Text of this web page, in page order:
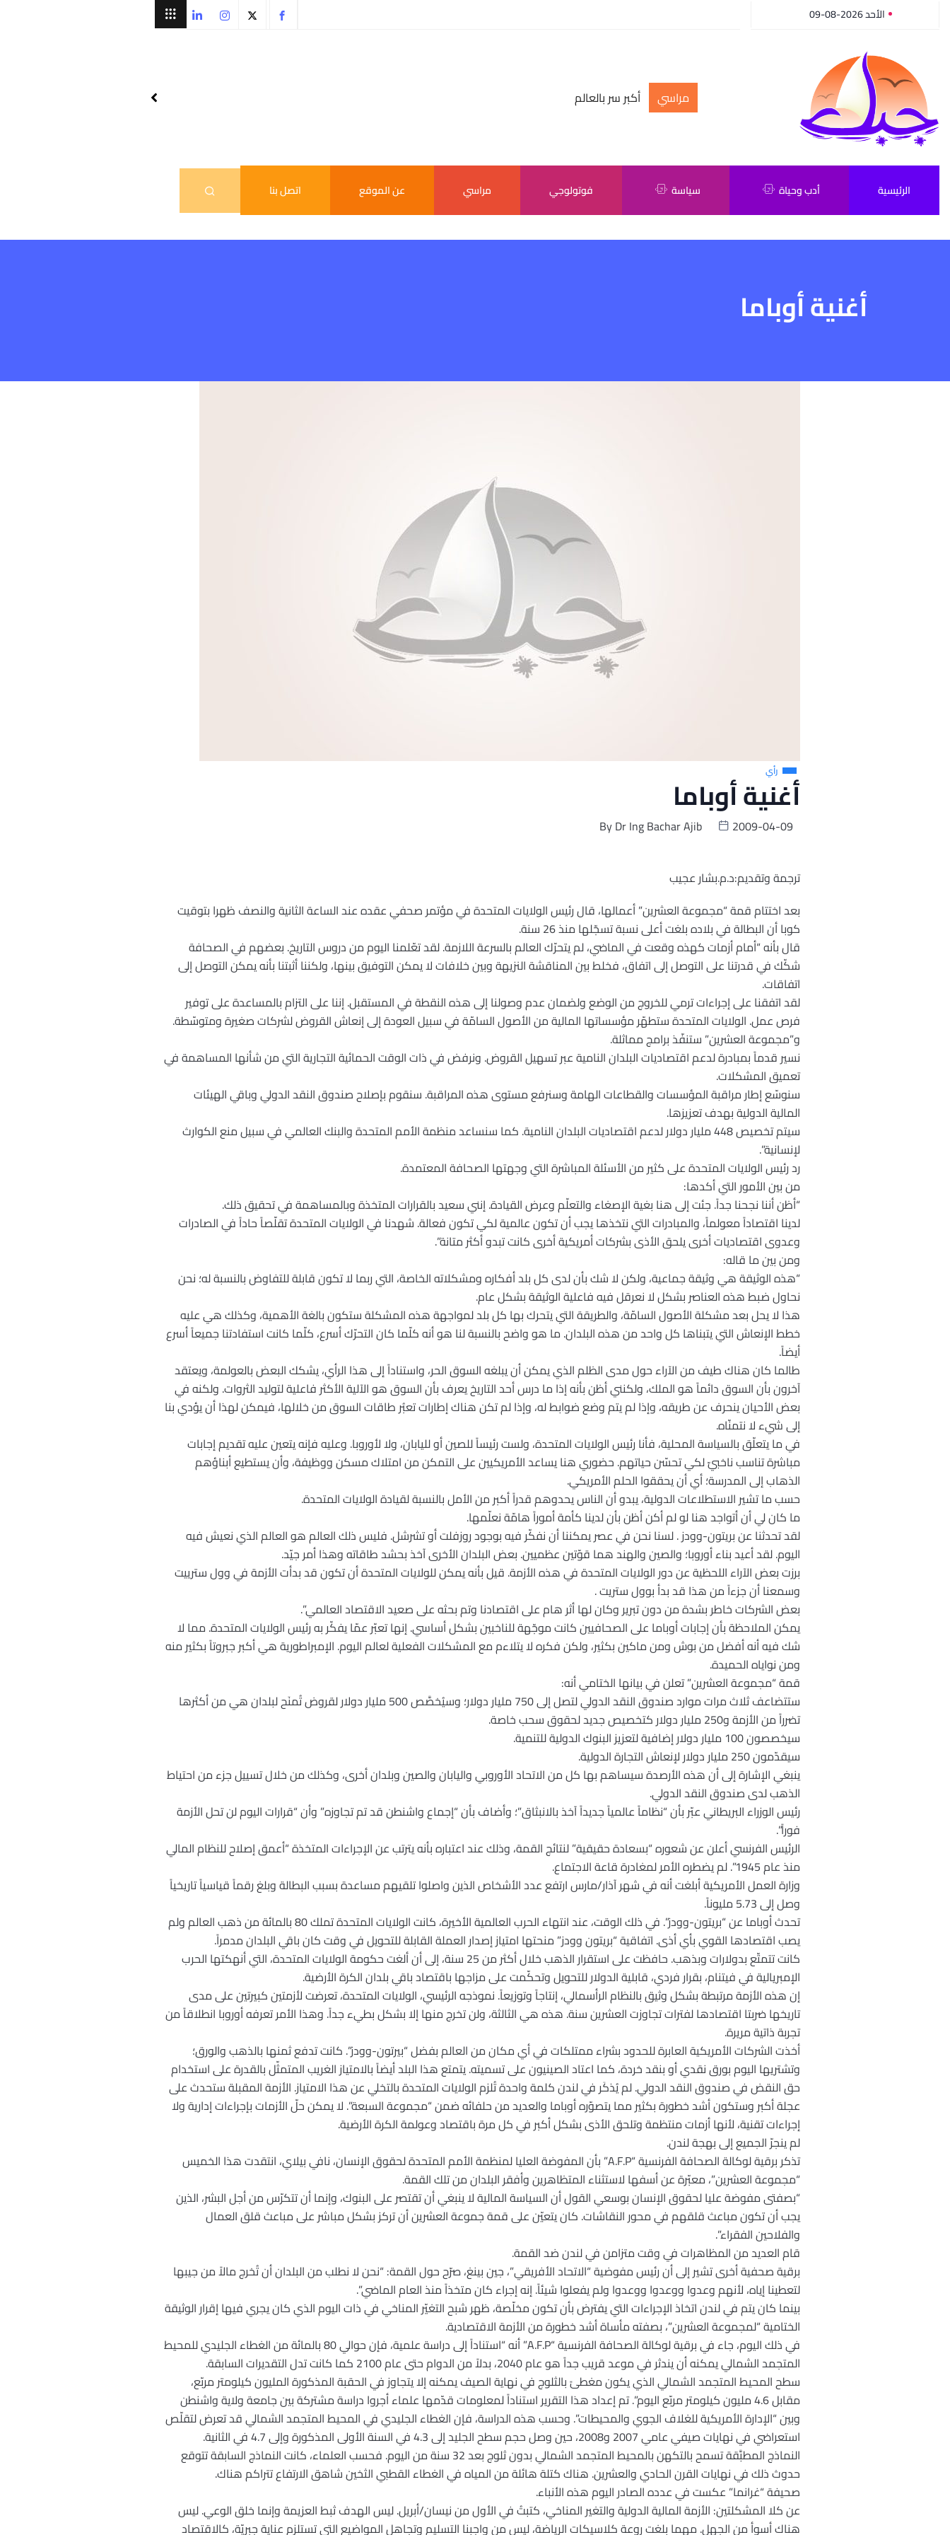
الأحد 2026-08-09
مراسي أكبر سر بالعالم
الرئيسية أدب وحياة سياسة فوتولوجي مراسي عن الموقع اتصل بنا
أغنية أوباما
رأي
أغنية أوباما
ByDr Ing Bachar Ajib 2009-04-09
ترجمة وتقديم:د.م.بشار عجيب
بعد اختتام قمة “مجموعة العشرين” أعمالها، قال رئيس الولايات المتحدة في مؤتمر صحفي عقده عند الساعة الثانية والنصف ظهرا بتوقيت
كوبا أن البطالة في بلاده بلغت أعلى نسبة تسجّلها منذ 26 سنة.
قال بأنه “أمام أزمات كهذه وقعت في الماضي، لم يتحرّك العالم بالسرعة اللازمة. لقد تعّلمنا اليوم من دروس التاريخ. بعضهم في الصحافة
شكّك في قدرتنا على التوصل إلى اتفاق، فخلط بين المناقشة النزيهة وبين خلافات لا يمكن التوفيق بينها، ولكننا أثبتنا بأنه يمكن التوصل إلى
اتفاقات.
لقد اتفقنا على إجراءات ترمي للخروج من الوضع ولضمان عدم وصولنا إلى هذه النقطة في المستقبل. إننا على التزام بالمساعدة على توفير
فرص عمل. الولايات المتحدة ستطهّر مؤسساتها المالية من الأصول السامّة في سبيل العودة إلى إنعاش القروض لشركات صغيرة ومتوسّطة.
و”مجموعة العشرين” ستنفّذ برامج مماثلة.
نسير قدماً بمبادرة لدعم اقتصاديات البلدان النامية عبر تسهيل القروض. ونرفض في ذات الوقت الحمائية التجارية التي من شأنها المساهمة في
تعميق المشكلات.
سنوسّع إطار مراقبة المؤسسات والقطاعات الهامة وسنرفع مستوى هذه المراقبة. سنقوم بإصلاح صندوق النقد الدولي وباقي الهيئات
المالية الدولية بهدف تعزيزها.
سيتم تخصيص 448 مليار دولار لدعم اقتصاديات البلدان النامية. كما سنساعد منظمة الأمم المتحدة والبنك العالمي في سبيل منع الكوارث
لإنسانية”.
رد رئيس الولايات المتحدة على كثير من الأسئلة المباشرة التي وجهتها الصحافة المعتمدة.
من بين الأمور التي أكدها:
“أظن أننا نجحنا جداً. جئت إلى هنا بغية الإصغاء والتعلّم وعرض القيادة. إنني سعيد بالقرارات المتخذة وبالمساهمة في تحقيق ذلك.
لدينا اقتصاداً معولماً، والمبادرات التي نتخذها يجب أن تكون عالمية لكي تكون فعالة. شهدنا في الولايات المتحدة تقلّصاً حاداً في الصادرات
وعدوى اقتصاديات أخرى يلحق الأذى بشركات أمريكية أخرى كانت تبدو أكثر متانة”.
ومن بين ما قاله:
“هذه الوثيقة هي وثيقة جماعية، ولكن لا شك بأن لدى كل بلد أفكاره ومشكلاته الخاصة، التي ربما لا تكون قابلة للتفاوض بالنسبة له؛ نحن
نحاول ضبط هذه العناصر بشكل لا نعرقل فيه فاعلية الوثيقة بشكل عام.
هذا لا يحل بعد مشكلة الأصول السامّة، والطريقة التي يتحرك بها كل بلد لمواجهة هذه المشكلة ستكون بالغة الأهمية، وكذلك هي عليه
خطط الإنعاش التي يتبناها كل واحد من هذه البلدان. ما هو واضح بالنسبة لنا هو أنه كلّما كان التحرّك أسرع، كلّما كانت استفادتنا جميعاً أسرع
أيضاً.
طالما كان هناك طيف من الآراء حول مدى الظلم الذي يمكن أن يبلغه السوق الحر، واستناداً إلى هذا الرأي، يشكك البعض بالعولمة، ويعتقد
آخرون بأن السوق دائماً هو الملك، ولكنني أظن بأنه إذا ما درس أحد التاريخ يعرف بأن السوق هو الآلية الأكثر فاعلية لتوليد الثروات. ولكنه في
بعض الأحيان ينحرف عن طريقه، وإذا لم يتم وضع ضوابط له، وإذا لم تكن هناك إطارات تعبُر طاقات السوق من خلالها، فيمكن لهذا أن يؤدي بنا
إلى شيء لا نتمنّاه.
في ما يتعلّق بالسياسة المحلية، فأنا رئيس الولايات المتحدة، ولست رئيساً للصين أو لليابان، ولا لأوروبا. وعليه فإنه يتعين عليه تقديم إجابات
مباشرة تناسب ناخبيّ لكي تحسّن حياتهم. حضوري هنا يساعد الأمريكيين على التمكن من امتلاك مسكن ووظيفة، وأن يستطيع أبناؤهم
الذهاب إلى المدرسة؛ أي أن يحققوا الحلم الأمريكي.
حسب ما تشير الاستطلاعات الدولية، يبدو أن الناس يحدوهم قدراً أكبر من الأمل بالنسبة لقيادة الولايات المتحدة.
ما كان لي أن أتواجد هنا لو لم أكن أظن بأن لدينا كأمة أموراً هامّة نعلّمها.
لقد تحدثنا عن بريتون-وودز . لسنا نحن في عصر يمكننا أن نفكّر فيه بوجود روزفلت أو تشرشل. فليس ذلك العالم هو العالم الذي نعيش فيه
اليوم. لقد أعيد بناء أوروبا؛ والصين والهند هما قوّتين عظميين. بعض البلدان الأخرى آخذ بحشد طاقاته وهذا أمر جيّد.
برزت بعض الآراء اللحظية عن دور الولايات المتحدة في هذه الأزمة. قيل بأنه يمكن للولايات المتحدة أن تكون قد بدأت الأزمة في وول سترييت
وسمعنا أن جزءاً من هذا قد بدأ بوول ستريت .
بعض الشركات خاطر بشدة من دون تبرير وكان لها أثر هام على اقتصادنا وتم بحثه على صعيد الاقتصاد العالمي”.
يمكن الملاحظة بأن إجابات أوباما على الصحافيين كانت موجّهة للناخبين بشكل أساسي. إنها تعبّر عمّا يفكّر به رئيس الولايات المتحدة. مما لا
شك فيه أنه أفضل من بوش ومن ماكين بكثير، ولكن فكره لا يتلاءم مع المشكلات الفعلية لعالم اليوم. الإمبراطورية هي أكبر جبروتاً بكثير منه
ومن نواياه الحميدة.
قمة “مجموعة العشرين” تعلن في بيانها الختامي أنه:
ستتضاعف ثلاث مرات موارد صندوق النقد الدولي لتصل إلى 750 مليار دولار؛ وسيُخصَّص 500 مليار دولار لقروض تُمنَح لبلدان هي من أكثرها
تضرراً من الأزمة و250 مليار دولار كتخصيص جديد لحقوق سحب خاصة.
سيخصصون 100 مليار دولار إضافية لتعزيز البنوك الدولية للتنمية.
سيقدّمون 250 مليار دولار لإنعاش التجارة الدولية.
ينبغي الإشارة إلى أن هذه الأرصدة سيساهم بها كل من الاتحاد الأوروبي واليابان والصين وبلدان أخرى، وكذلك من خلال تسييل جزء من احتياط
الذهب لدى صندوق النقد الدولي.
رئيس الوزراء البريطاني عبّر بأن “نظاماً عالمياً جديداً آخذ بالانبثاق”؛ وأضاف بأن “إجماع واشنطن قد تم تجاوزه” وأن “قرارات اليوم لن تحل الأزمة
فوراً”.
الرئيس الفرنسي أعلن عن شعوره “بسعادة حقيقية” لنتائج القمة، وذلك عند اعتباره بأنه يترتب عن الإجراءات المتخذة “أعمق إصلاح للنظام المالي
منذ عام 1945”. لم يضطره الأمر لمغادرة قاعة الاجتماع.
وزارة العمل الأمريكية أبلغت أنه في شهر آذار/مارس ارتفع عدد الأشخاص الذين واصلوا تلقيهم مساعدة بسبب البطالة وبلغ رقماً قياسياً تاريخياً
وصل إلى 5.73 مليوناً.
تحدث أوباما عن “بريتون-وودز”. في ذلك الوقت، عند انتهاء الحرب العالمية الأخيرة، كانت الولايات المتحدة تملك 80 بالمائة من ذهب العالم ولم
يصب اقتصادها القوي بأي أذى. اتفاقية “بريتون وودز” منحتها امتياز إصدار العملة القابلة للتحويل في وقت كان باقي البلدان مدمراً.
كانت تتمتّع بدولارات وبذهب. حافظت على استقرار الذهب خلال أكثر من 25 سنة، إلى أن ألغت حكومة الولايات المتحدة، التي أنهكتها الحرب
الإمبريالية في فيتنام، بقرار فردي، قابلية الدولار للتحويل وتحكّمت على مزاجها باقتصاد باقي بلدان الكرة الأرضية.
إن هذه الأزمة مرتبطة بشكل وثيق بالنظام الرأسمالي، إنتاجاً وتوزيعاً. نموذجه الرئيسي، الولايات المتحدة، تعرضت لأزمتين كبيرتين على مدى
تاريخها ضربتا اقتصادها لفترات تجاوزت العشرين سنة. هذه هي الثالثة، ولن تخرج منها إلا بشكل بطيء جداً. وهذا الأمر تعرفه أوروبا انطلاقاً من
تجربة ذاتية مريرة.
أخذت الشركات الأمريكية العابرة للحدود بشراء ممتلكات في أي مكان من العالم بفضل “بيرتون-وودز”. كانت تدفع ثمنها بالذهب والورق؛
وتشتريها اليوم بورق نقدي أو بنقد خردة، كما اعتاد الصينيون على تسميته. يتمتع هذا البلد أيضاً بالامتياز الغريب المتمثّل بالقدرة على استخدام
حق النقض في صندوق النقد الدولي. لم يُذكَر في لندن كلمة واحدة تُلزم الولايات المتحدة بالتخلي عن هذا الامتياز. الأزمة المقبلة ستحدث على
عجلة أكبر وستكون أشد خطورة بكثير مما يتصوّره أوباما والعديد من حلفائه ضمن “مجموعة السبعة”. لا يمكن حلّ الأزمات بإجراءات إدارية ولا
إجراءات تقنية، لأنها أزمات منتظمة وتلحق الأذى بشكل أكبر في كل مرة باقتصاد وعولمة الكرة الأرضية.
لم ينجرّ الجميع إلى بهجة لندن.
تذكر برقية لوكالة الصحافة الفرنسية “A.F.P” بأن المفوضة العليا لمنظمة الأمم المتحدة لحقوق الإنسان، نافي بيلاي، انتقدت هذا الخميس
“مجموعة العشرين”، معبّرة عن أسفها لاستثناء المتظاهرين وأفقر البلدان من تلك القمة.
“بصفتى مفوضة عليا لحقوق الإنسان بوسعي القول أن السياسة المالية لا ينبغي أن تقتصر على البنوك، وإنما أن تتكرّس من أجل البشر، الذين
يجب أن تكون مباعث قلقهم في محور النقاشات. كان يتعيّن على قمة جموعة العشرين أن تركز بشكل مباشر على مباعث قلق العمال
والفلاحين الفقراء”.
قام العديد من المظاهرات في وقت متزامن في لندن ضد القمة.
برقية صحفية أخرى تشير إلى أن رئيس مفوضية “الاتحاد الأفريقي”، جين بينغ، صرّح حول القمة: “نحن لا نطلب من البلدان أن تُخرج مالاً من جيبها
لتعطينا إياه، لأنهم وعدوا ووعدوا ووعدوا ولم يفعلوا شيئاً. إنه إجراء كان متخذاً منذ العام الماضي”.
بينما كان يتم في لندن اتخاذ الإجراءات التي يفترض بأن تكون مخلّصة، ظهر شبح التغيّر المناخي في ذات اليوم الذي كان يجري فيها إقرار الوثيقة
الختامية “لمجموعة العشرين”، بصفته مأساة أشد خطورة من الأزمة الاقتصادية.
في ذلك اليوم، جاء في برقية لوكالة الصحافة الفرنسية “A.F.P” أنه “استناداً إلى دراسة علمية، فإن حوالي 80 بالمائة من الغطاء الجليدي للمحيط
المتجمد الشمالي يمكنه أن يندثر في موعد قريب جداً هو عام 2040، بدلاً من الدوام حتى عام 2100 كما كانت تدل التقديرات السابقة.
سطح المحيط المتجمد الشمالي الذي يكون مغطىً بالثلوج في نهاية الصيف يمكنه إلا يتجاوز في الحقبة المذكورة المليون كيلومتر مربّع،
مقابل 4.6 مليون كيلومتر مربّع اليوم”. تم إعداد هذا التقرير استناداً لمعلومات قدّمها علماء أجروا دراسة مشتركة بين جامعة ولاية واشنطن
وبين “الإدارة الأمريكية للغلاف الجوي والمحيطات”. وحسب هذه الدراسة، فإن الغطاء الجليدي في المحيط المتجمد الشمالي قد تعرض لتقلّص
استعراضي في نهايات صيفي عامي 2007 و2008، حين وصل حجم سطح الجليد إلى 4.3 في السنة الأولى المذكورة وإلى 4.7 في الثانية.
النماذج المطبَّقة تسمح بالتكهن بالمحيط المتجمد الشمالي بدون ثلوج بعد 32 سنة من اليوم. فحسب العلماء، كانت النماذج السابقة تتوقع
حدوث ذلك في نهايات القرن الحادي والعشرين. هناك كتلة هائلة من المياه في الغطاء القطبي الثخين شاهق الارتفاع تتراكم هناك.
صحيفة “غرانما” عكست في عدده الصادر اليوم هذه الأنباء.
عن كلا المشكلتين: الأزمة المالية الدولية والتغير المناخي، كتبتُ في الأول من نيسان/أبريل. ليس الهدف ثبط العزيمة وإنما خلق الوعي. ليس
هناك أسوأ من الجهل. مهما بلغت روعة كلاسيكات الرياضة، ليس من واجبنا التسليم وتجاهل المواضيع التي تستلزم عناية جبريّة، كالاقتصاد